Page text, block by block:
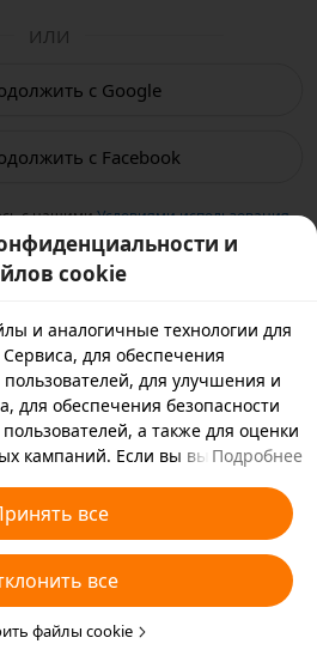
ИЛИ
с Google
с Facebook
с нашимиУсловиями использования
что прочитали нашу Политику и
cookie
и аналогичные технологии для
для обеспечения
пользователей, для улучшения и
для обеспечения безопасности
а также для оценки
кампаний. Если вы выбираете
будем хранить куки-файлы и
технологии на вашем
целях. Вы также можете выбрать
все необязательные
какие типы куки-файлов
Для этого нажмите
Подробнее
все
все
файлы cookie